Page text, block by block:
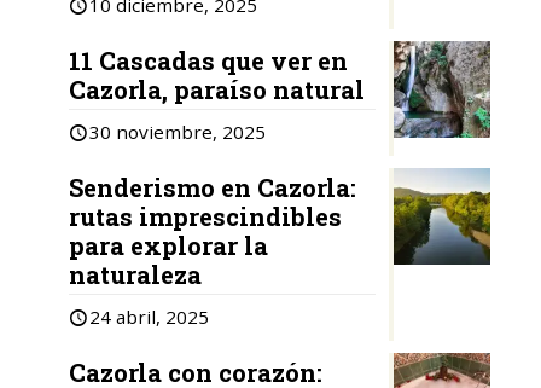
10 diciembre, 2025
11 Cascadas que ver en
Cazorla, paraíso natural
30 noviembre, 2025
Senderismo en Cazorla:
rutas imprescindibles
para explorar la
naturaleza
24 abril, 2025
Cazorla con corazón: